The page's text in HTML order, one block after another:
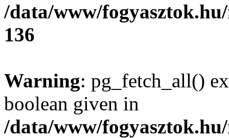
/data/www/
136
Warning: pg_fetch_all()
boolean given in
/data/www/